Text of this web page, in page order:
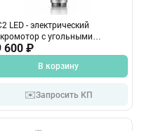
LED - электрический
с угольными
светодиодной
Bien-Air (Швейцария)
600 ₽
В корзину
✉️Запросить КП